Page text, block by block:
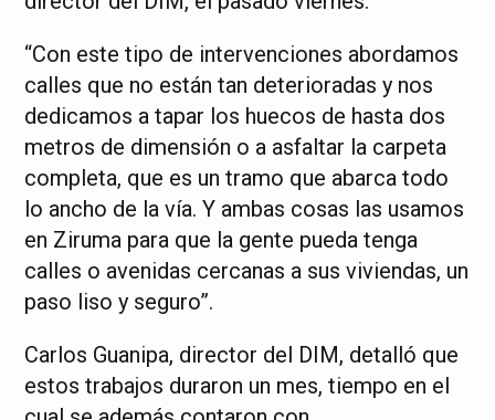
“Con este tipo de intervenciones abordamos
calles que no están tan deterioradas y nos
dedicamos a tapar los huecos de hasta dos
metros de dimensión o a asfaltar la carpeta
completa, que es un tramo que abarca todo
lo ancho de la vía. Y ambas cosas las usamos
en Ziruma para que la gente pueda tenga
calles o avenidas cercanas a sus viviendas, un
paso liso y seguro”.
Carlos Guanipa, director del DIM, detalló que
estos trabajos duraron un mes, tiempo en el